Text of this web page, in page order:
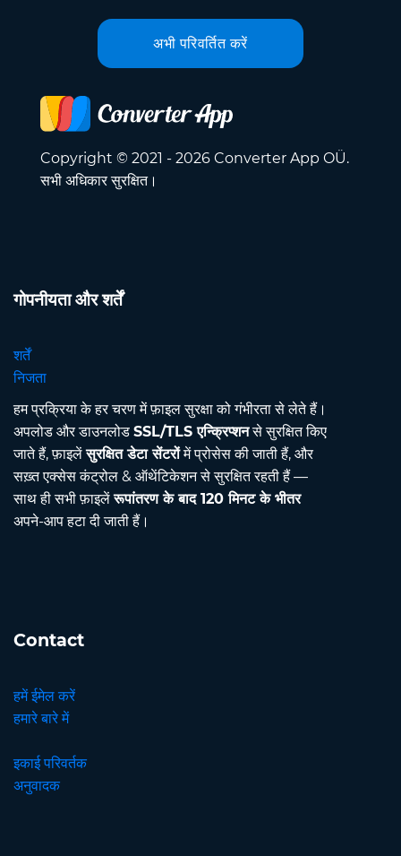
अभी परिवर्तित करें
Copyright © 2021 - 2026 Converter App OÜ.
सभी अधिकार सुरक्षित।
गोपनीयता और शर्तें
शर्तें
निजता
हम प्रक्रिया के हर चरण में फ़ाइल सुरक्षा को गंभीरता से लेते हैं।
अपलोड और डाउनलोड SSL/TLS एन्क्रिप्शनसे सुरक्षित किए
जाते हैं, फ़ाइलेंसुरक्षित डेटा सेंटरोंमें प्रोसेस की जाती हैं, और
सख़्त एक्सेस कंट्रोल & ऑथेंटिकेशन से सुरक्षित रहती हैं —
साथ ही सभी फ़ाइलेंरूपांतरण के बाद 120 मिनट के भीतर
अपने-आप हटा दी जाती हैं।
Contact
हमें ईमेल करें
हमारे बारे में
इकाई परिवर्तक
अनुवादक